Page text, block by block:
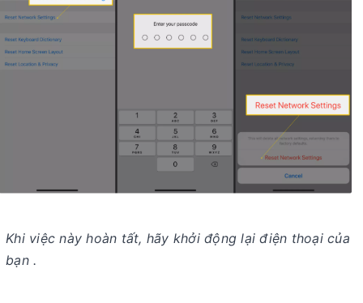
Khi việc này hoàn tất, hãy khởi động lại điện thoại của
bạn .